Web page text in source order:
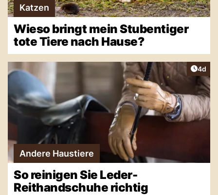
Katzen
Wieso bringt mein Stubentiger
tote Tiere nach Hause?
4d
Andere Haustiere
So reinigen Sie Leder-
Reithandschuhe richtig